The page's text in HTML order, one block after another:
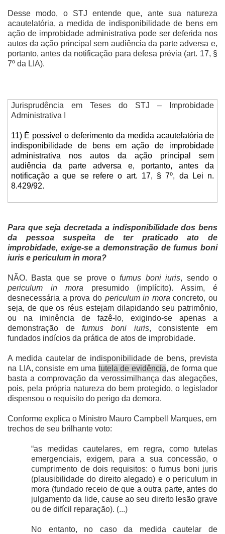
Desse modo, o STJ entende que, ante sua natureza
acautelatória, a medida de indisponibilidade de bens em
ação de improbidade administrativa pode ser deferida nos
autos da ação principal sem audiência da parte adversa e,
portanto, antes da notificação para defesa prévia (art. 17, §
7º da LIA).
Jurisprudência em Teses do STJ – Improbidade
Administrativa I
11) É possível o deferimento da medida acautelatória de
indisponibilidade de bens em ação de improbidade
administrativa nos autos da ação principal sem
audiência da parte adversa e, portanto, antes da
notificação a que se refere o art. 17, § 7º, da Lei n.
8.429/92.
Para que seja decretada a indisponibilidade dos bens
da pessoa suspeita de ter praticado ato de
improbidade, exige-se a demonstração de fumus boni
iuris e periculum in mora?
NÃO. Basta que se prove ofumus boni iuris, sendo o
periculum in mora presumido (implícito). Assim, é
desnecessária a prova do periculum in mora concreto, ou
seja, de que os réus estejam dilapidando seu patrimônio,
ou na iminência de fazê-lo, exigindo-se apenas a
demonstração defumus boni iuris, consistente em
fundados indícios da prática de atos de improbidade.
A medida cautelar de indisponibilidade de bens, prevista
na LIA, consiste em uma tutela de evidência, de forma que
basta a comprovação da verossimilhança das alegações,
pois, pela própria natureza do bem protegido, o legislador
dispensou o requisito do perigo da demora.
Conforme explica o Ministro Mauro Campbell Marques, em
trechos de seu brilhante voto:
“as medidas cautelares, em regra, como tutelas
emergenciais, exigem, para a sua concessão, o
cumprimento de dois requisitos: o fumus boni juris
(plausibilidade do direito alegado) e o periculum in
mora (fundado receio de que a outra parte, antes do
julgamento da lide, cause ao seu direito lesão grave
ou de difícil reparação). (...)
No entanto, no caso da medida cautelar de